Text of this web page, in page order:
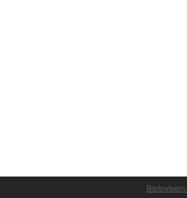
Biolovision